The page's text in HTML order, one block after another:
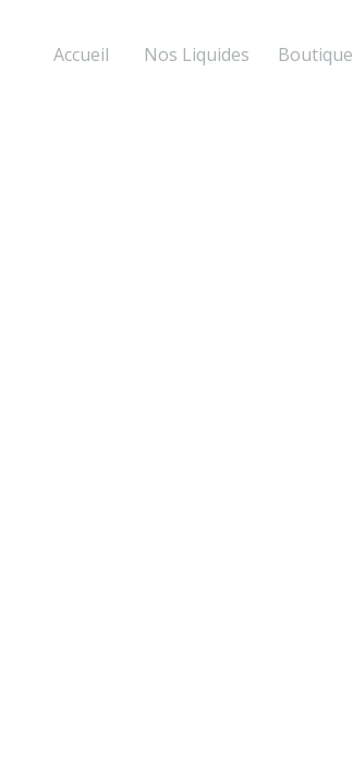
Accueil Nos Liquides Boutique